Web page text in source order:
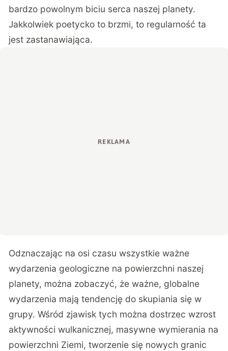
bardzo powolnym biciu serca naszej planety.
Jakkolwiek poetycko to brzmi, to regularność ta
jest zastanawiająca.
Odznaczając na osi czasu wszystkie ważne
wydarzenia geologiczne na powierzchni naszej
planety, można zobaczyć, że ważne, globalne
wydarzenia mają tendencję do skupiania się w
grupy. Wśród zjawisk tych można dostrzec wzrost
aktywności wulkanicznej, masywne wymierania na
powierzchni Ziemi, tworzenie się nowych granic